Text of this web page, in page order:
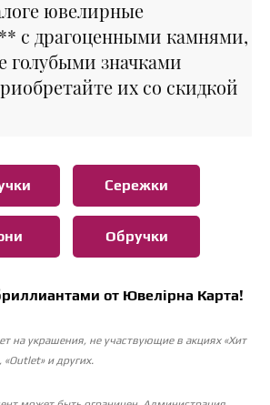
ювелирные
с драгоценными камнями,
голубыми значками
их со скидкой
Сережки
Обручки
от Ювелірна Карта!
на украшения, не участвующие в акциях «Хит
и других.